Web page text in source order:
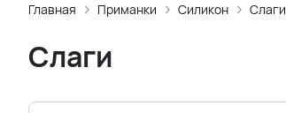
Главная Приманки Силикон Слаги
Слаги